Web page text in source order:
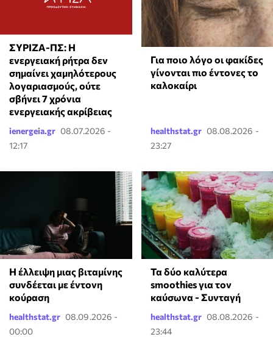
ΣΥΡΙΖΑ-ΠΣ: Η
ενεργειακή ρήτρα δεν
σημαίνει χαμηλότερους
λογαριασμούς, ούτε
σβήνει 7 χρόνια
ενεργειακής ακρίβειας
ienergeia.gr 08.07.2026 -
12:17
Για ποιο λόγο οι φακίδες
γίνονται πιο έντονες το
καλοκαίρι
healthstat.gr 08.08.2026 -
23:27
⁠Η έλλειψη μιας βιταμίνης
συνδέεται με έντονη
κούραση
healthstat.gr 08.09.2026 -
00:00
Τα δύο καλύτερα
smoothies για τον
καύσωνα - Συνταγή
healthstat.gr 08.08.2026 -
23:44